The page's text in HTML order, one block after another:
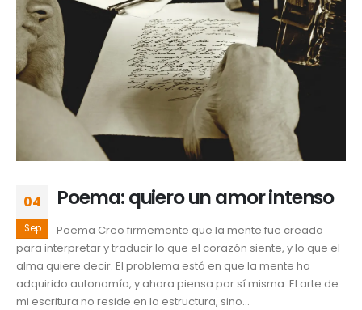
04
Sep
Poema: quiero un amor intenso
Poema Creo firmemente que la mente fue creada
para interpretar y traducir lo que el corazón siente, y lo que el
alma quiere decir. El problema está en que la mente ha
adquirido autonomía, y ahora piensa por sí misma. El arte de
mi escritura no reside en la estructura, sino...